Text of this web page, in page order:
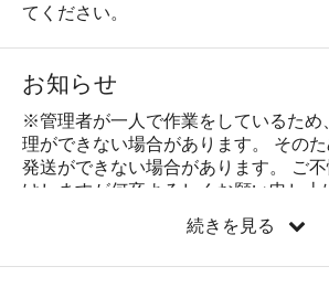
てください。
お知らせ
※管理者が一人で作業をしているため
理ができない場合があります。 その
発送ができない場合があります。 ご
けしますが何卒よろしくお願い申し上
続きを見る